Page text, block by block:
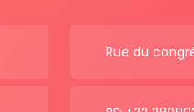
Rue du